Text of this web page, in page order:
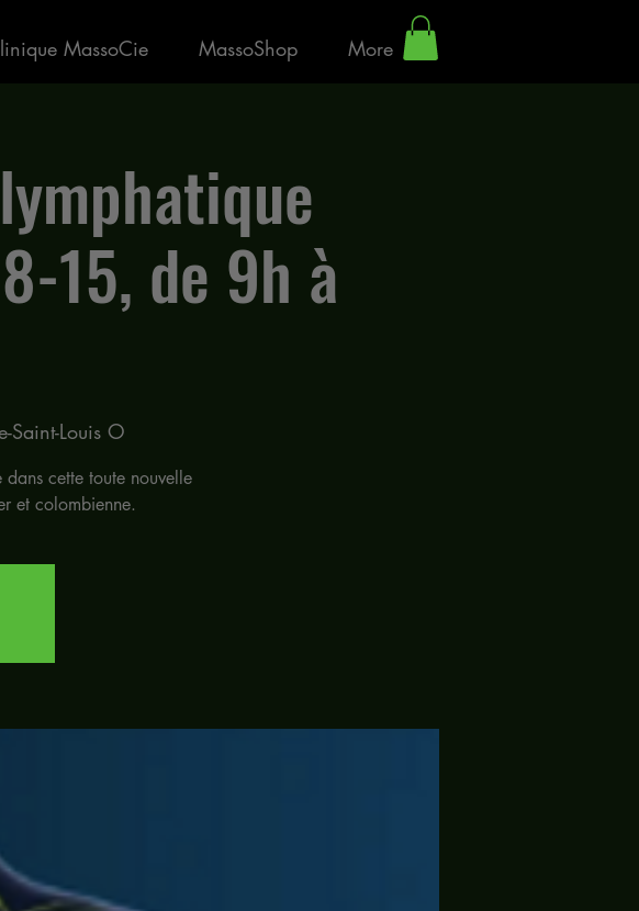
MassoCie MassoShop More
15, de 9h à
Saint-Louis O
cette toute nouvelle
et colombienne.